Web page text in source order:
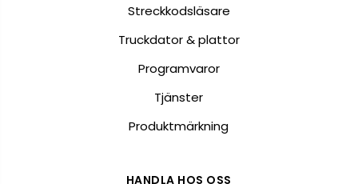
Streckkodsläsare
Truckdator & plattor
Programvaror
Tjänster
Produktmärkning
HANDLA HOS OSS